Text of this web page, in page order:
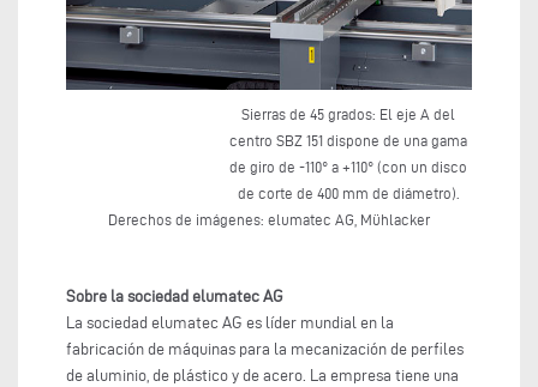
Sierras de 45 grados: El eje A del
centro SBZ 151 dispone de una gama
de giro de -110° a +110° (con un disco
de corte de 400 mm de diámetro).
Derechos de imágenes: elumatec AG, Mühlacker
Sobre la sociedad elumatec AG
La sociedad elumatec AG es líder mundial en la
fabricación de máquinas para la mecanización de perfiles
de aluminio, de plástico y de acero. La empresa tiene una